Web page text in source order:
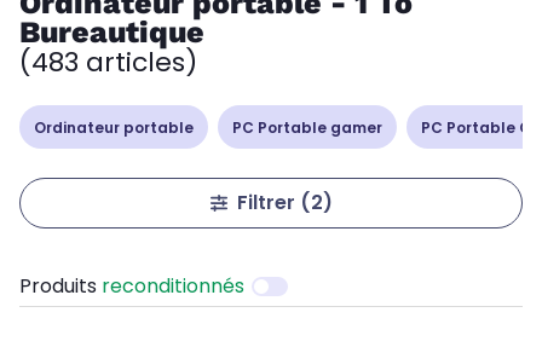
Bureautique
(483 articles)
Ordinateur portable PC Portable gamer PC Portable
Filtrer (2)
Produits reconditionnés